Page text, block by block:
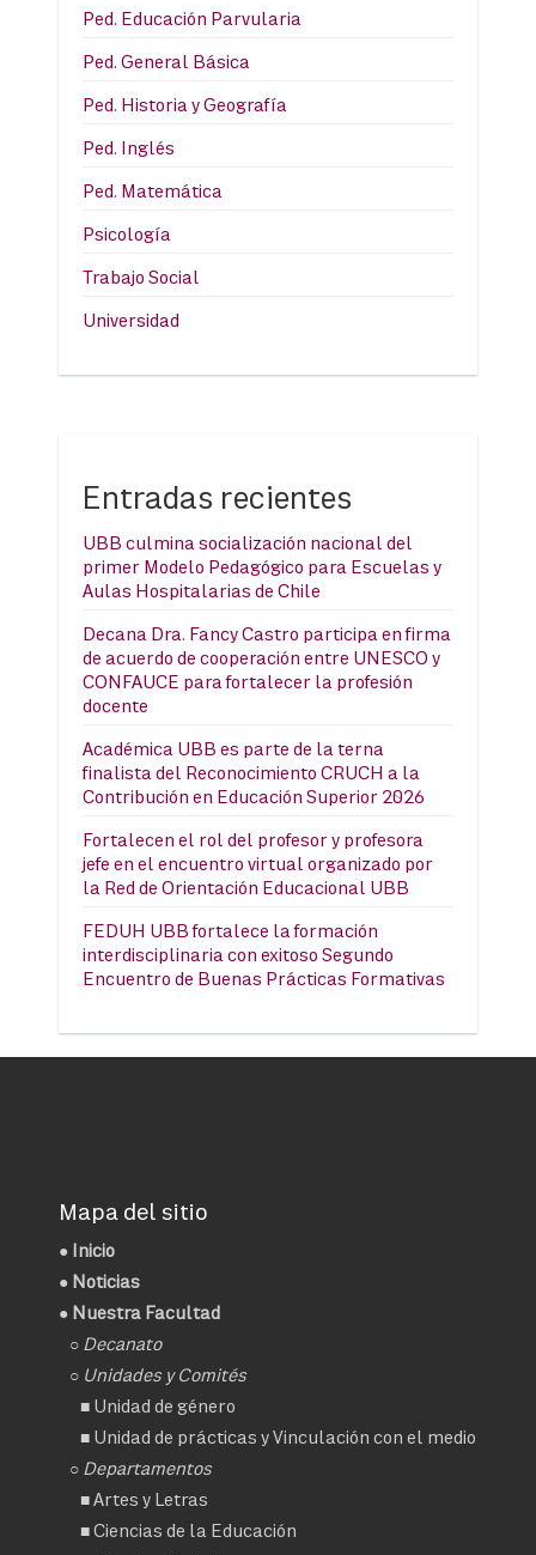
Ped. Educación Parvularia
Ped. General Básica
Ped. Historia y Geografía
Ped. Inglés
Ped. Matemática
Psicología
Trabajo Social
Universidad
Entradas recientes
UBB culmina socialización nacional del
primer Modelo Pedagógico para Escuelas y
Aulas Hospitalarias de Chile
Decana Dra. Fancy Castro participa en firma
de acuerdo de cooperación entre UNESCO y
CONFAUCE para fortalecer la profesión
docente
Académica UBB es parte de la terna
finalista del Reconocimiento CRUCH a la
Contribución en Educación Superior 2026
Fortalecen el rol del profesor y profesora
jefe en el encuentro virtual organizado por
la Red de Orientación Educacional UBB
FEDUH UBB fortalece la formación
interdisciplinaria con exitoso Segundo
Encuentro de Buenas Prácticas Formativas
Mapa del sitio
● Inicio
● Noticias
● Nuestra Facultad
○ Decanato
○ Unidades y Comités
■ Unidad de género
■ Unidad de prácticas y Vinculación con el medio
○ Departamentos
■Artes y Letras
■Ciencias de la Educación